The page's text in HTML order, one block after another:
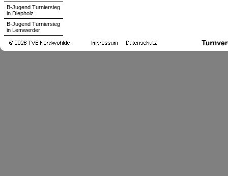
B-Jugend Turniersieg
in Diepholz
B-Jugend Turniersieg
in Lemwerder